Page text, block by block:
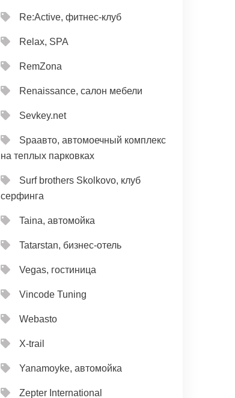
Re:Active, фитнес-клуб
Relax, SPA
RemZona
Renaissance, салон мебели
Sevkey.net
Spaавто, автомоечный комплекс
на теплых парковках
Surf brothers Skolkovo, клуб
серфинга
Taina, автомойка
Tatarstan, бизнес-отель
Vegas, гостиница
Vincode Tuning
Webasto
X-trail
Yanamoyke, автомойка
Zepter International